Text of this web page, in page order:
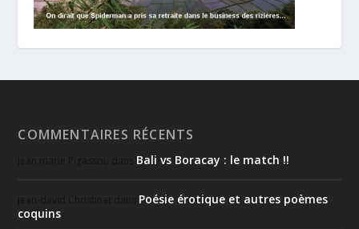
COMMENTAIRES RÉCENTS
Bali vs Boracay : le match !!
Poésie érotique et autres poèmes
coquins